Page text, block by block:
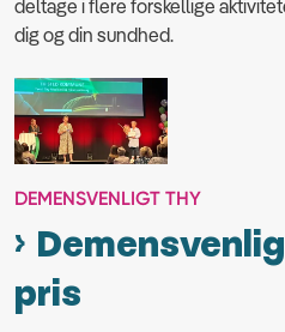
deltage i flere forskellige
dig og din sundhed.
DEMENSVENLIGT THY
pris